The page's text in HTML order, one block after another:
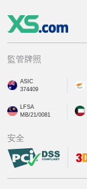
監管牌照
ASIC
374409
LFSA
MB/21/0081
安全